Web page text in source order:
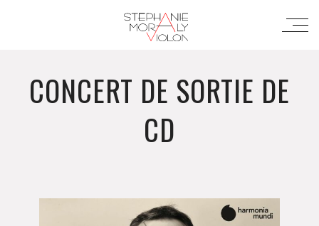
CONCERT DE SORTIE DE
CD